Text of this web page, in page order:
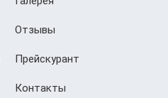
Отзывы
Прейскурант
Контакты